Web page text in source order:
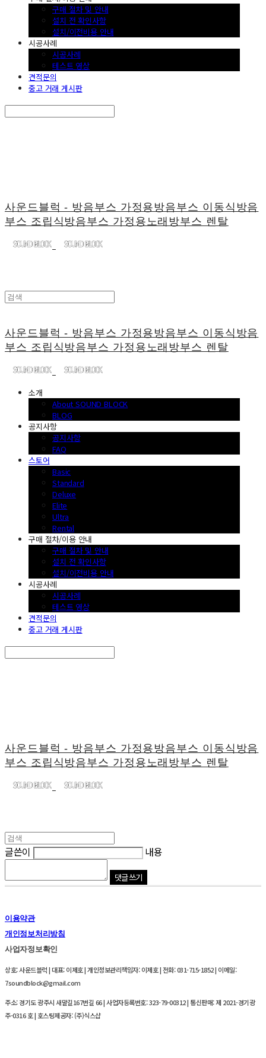
구매 절차 및 안내
설치 전 확인사항
설치/이전비용 안내
시공사례
시공사례
테스트 영상
견적문의
중고 거래 게시판
사운드블럭 - 방음부스 가정용방음부스 이동식방음
부스 조립식방음부스 가정용노래방부스 렌탈
사운드블럭 - 방음부스 가정용방음부스 이동식방음
부스 조립식방음부스 가정용노래방부스 렌탈
소개
About SOUND BLOCK
BLOG
공지사항
공지사항
FAQ
스토어
Basic
Standard
Deluxe
Elite
Ultra
Rental
구매 절차/이용 안내
구매 절차 및 안내
설치 전 확인사항
설치/이전비용 안내
시공사례
시공사례
테스트 영상
견적문의
중고 거래 게시판
사운드블럭 - 방음부스 가정용방음부스 이동식방음
부스 조립식방음부스 가정용노래방부스 렌탈
글쓴이 내용
댓글 쓰기
이용약관
개인정보처리방침
사업자정보확인
상호: 사운드블럭 | 대표: 이제호 | 개인정보관리책임자: 이제호 | 전화: 031-715-1852 | 이메일:
7soundblock@gmail.com
주소: 경기도 광주시 새말길167번길 66 | 사업자등록번호:323-79-00312| 통신판매:제 2021-경기광
주-0316 호| 호스팅제공자: (주)식스샵